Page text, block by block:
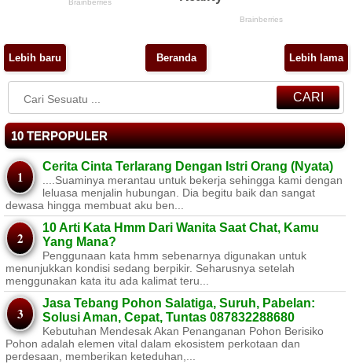
Lebih baru Lebih lama
Beranda
CARI
10 TERPOPULER
Cerita Cinta Terlarang Dengan Istri Orang (Nyata)
....Suaminya merantau untuk bekerja sehingga kami dengan
leluasa menjalin hubungan. Dia begitu baik dan sangat
dewasa hingga membuat aku ben...
10 Arti Kata Hmm Dari Wanita Saat Chat, Kamu
Yang Mana?
Penggunaan kata hmm sebenarnya digunakan untuk
menunjukkan kondisi sedang berpikir. Seharusnya setelah
menggunakan kata itu ada kalimat teru...
Jasa Tebang Pohon Salatiga, Suruh, Pabelan:
Solusi Aman, Cepat, Tuntas 087832288680
Kebutuhan Mendesak Akan Penanganan Pohon Berisiko ​
Pohon adalah elemen vital dalam ekosistem perkotaan dan
perdesaan, memberikan keteduhan,...